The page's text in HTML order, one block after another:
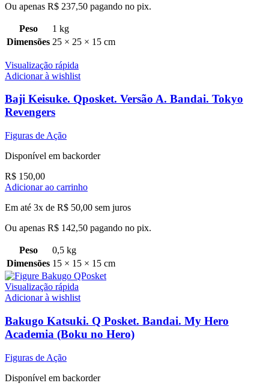
Ou apenas R$ 237,50 pagando no pix.
Peso
1 kg
Dimensões 25 × 25 × 15 cm
Visualização rápida
Adicionar à wishlist
Baji Keisuke. Qposket. Versão A. Bandai. Tokyo
Revengers
Figuras de Ação
Disponível em backorder
R$ 150,00
Adicionar ao carrinho
Em até 3x de R$ 50,00 sem juros
Ou apenas R$ 142,50 pagando no pix.
Peso
0,5 kg
Dimensões 15 × 15 × 15 cm
Visualização rápida
Adicionar à wishlist
Bakugo Katsuki. Q Posket. Bandai. My Hero
Academia (Boku no Hero)
Figuras de Ação
Disponível em backorder